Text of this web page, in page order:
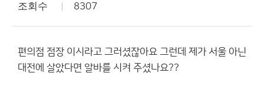
조회수 8307
편의점 점장 이시라고 그러셨잖아요 그런데 제가 서울 아닌
대전에 살았다면 알바를 시켜 주셨나요??